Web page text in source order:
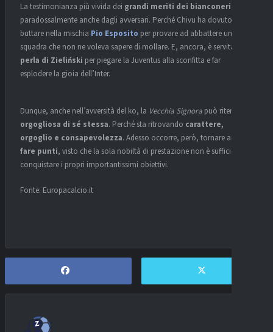
La testimonianza più vivida dei grandi meriti dei bianconeri
paradossalmente anche dagli avversari. Perché Chivu ha dovuto
buttare nella mischia Pio Esposito per provare ad abbattere una
squadra che non ne voleva sapere di mollare. E, ancora, è servita
perla di Zieliński per piegare la Juventus alla sconfitta e far
esplodere la gioia dell’Inter.
Dunque, anche nell’avversità del ko, la Vecchia Signora può ritenersi
orgogliosa di sé stessa. Perché sta ritrovando carattere,
orgoglio e consapevolezza. Adesso occorre, però, tornare anche
fare punti, visto che la sola nobiltà di prestazione non è sufficiente a
conquistare i propri importantissimi obiettivi.
Fonte: Europacalcio.it